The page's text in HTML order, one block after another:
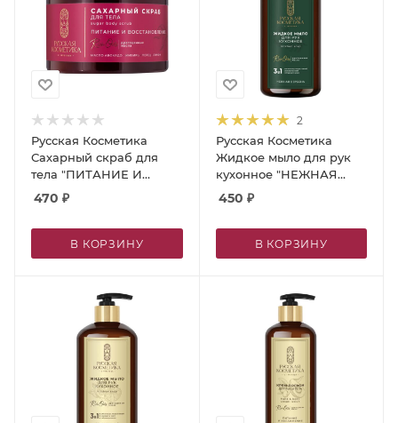
Русская Косметика
Сахарный скраб для
тела "ПИТАНИЕ И
ВОССТАНОВЛЕНИЕ",
470 ₽
В КОРЗИНУ
2
Русская Косметика
Жидкое мыло для рук
кухонное "НЕЖНАЯ
ВЕРБЕНА", 600 мл
450 ₽
В КОРЗИНУ